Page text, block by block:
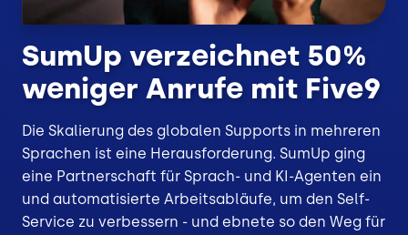
SumUp verzeichnet 50%
weniger Anrufe mit Five9
Die Skalierung des globalen Supports in mehreren
Sprachen ist eine Herausforderung. SumUp ging
eine Partnerschaft für Sprach- und KI-Agenten ein
und automatisierte Arbeitsabläufe, um den Self-
Service zu verbessern - und ebnete so den Weg für